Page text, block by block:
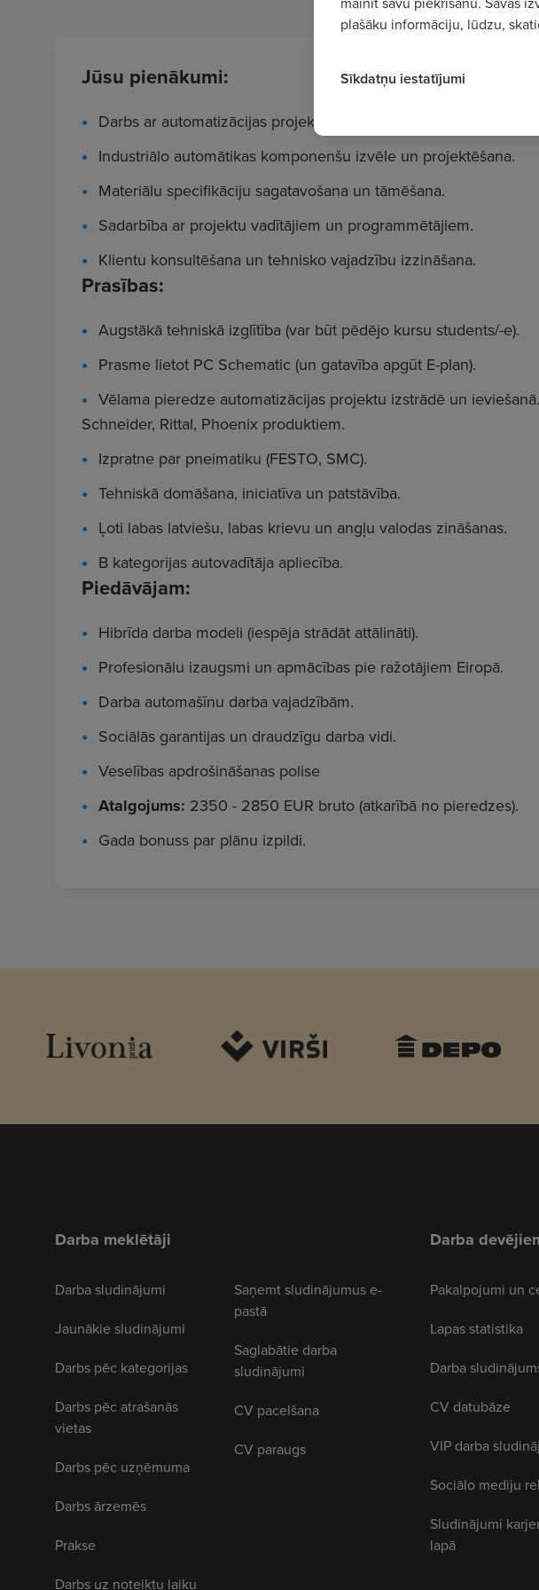
Jūsu pienākumi:
Darbs ar automatizācijas projektiem, risinājumu izstrāde.
Industriālo automātikas komponenšu izvēle un projektēšana.
Materiālu specifikāciju sagatavošana un tāmēšana.
Sadarbība ar projektu vadītājiem un programmētājiem.
Klientu konsultēšana un tehnisko vajadzību izzināšana.
Prasības:
Augstākā tehniskā izglītība (var būt pēdējo kursu students/-e).
Prasme lietot PC Schematic (un gatavība apgūt E-plan).
Vēlama pieredze automatizācijas projektu izstrādē un
Schneider, Rittal, Phoenix produktiem.
Izpratne par pneimatiku (FESTO, SMC).
Tehniskā domāšana, iniciatīva un patstāvība.
Ļoti labas latviešu, labas krievu un angļu valodas zināšanas.
B kategorijas autovadītāja apliecība.
Piedāvājam:
Hibrīda darba modeli (iespēja strādāt attālināti).
Profesionālu izaugsmi un apmācības pie ražotājiem Eiropā.
Darba automašīnu darba vajadzībām.
Sociālās garantijas un draudzīgu darba vidi.
Veselības apdrošināšanas polise
Atalgojums: 2350 - 2850 EUR bruto (atkarībā no pieredzes).
Gada bonuss par plānu izpildi.
Darba meklētāji
Darba sludinājumi
Jaunākie sludinājumi
Darbs pēc kategorijas
Darbs pēc atrašanās
vietas
Darbs pēc uzņēmuma
Darbs ārzemēs
Prakse
Darbs uz noteiktu laiku
Saņemt sludinājumus e-
pastā
Saglabātie darba
sludinājumi
CV pacelšana
CV paraugs
Darba
Pakalpojumi un
Lapas statistika
Darba
CV datubāze
VIP darba
Sociālo mediju
Sludinājumi
lapā
plašāku informāciju, lūdzu,
Sīkdatņu iestatījumi